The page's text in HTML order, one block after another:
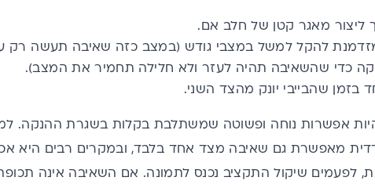
ליצור מאגר קטן של חלב אם.
להקל למשל במצבי גודש (במצב כזה שאיבה תעשה רק
כדי שהשאיבה תהיה לעזר ולא חלילה תחמיר את המצב).
שהבייבי יונק מהצד השני.
אפשרות נוחה ופשוטה שמשתלבת בקלות בשגרת ההנקה.
מאפשרת גם שאיבה מצד אחד בלבד, ובמקרים רבים היא
לפעמים שיקול התקציב נכנס לתמונה. אם השאיבה אינה